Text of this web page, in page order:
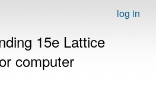
log in
15e Lattice
computer